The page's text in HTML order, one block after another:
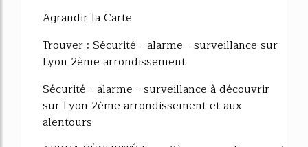
Agrandir la Carte
Trouver : Sécurité - alarme - surveillance sur
Lyon 2ème arrondissement
Sécurité - alarme - surveillance à découvrir
sur Lyon 2ème arrondissement et aux
alentours